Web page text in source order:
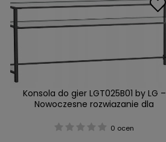
Konsola do gier LGT025B01 by LG –
Nowoczesne rozwiązanie dla
zaawansowane funkcje i wyjątkową
0 ocen